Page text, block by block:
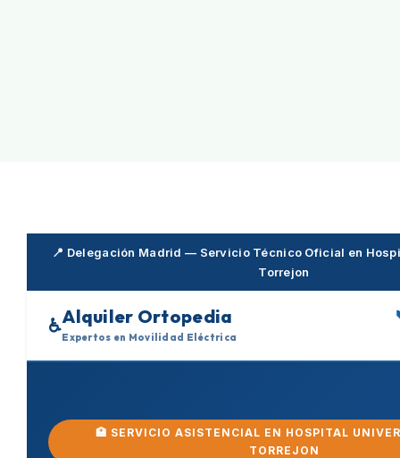
📍 Delegación Madrid — Servicio Técnico Oficial en
Torrejon
♿Alquiler Ortopedia
Expertos en Movilidad Eléctrica
🏥 SERVICIO ASISTENCIAL EN HOSPITAL
TORREJON